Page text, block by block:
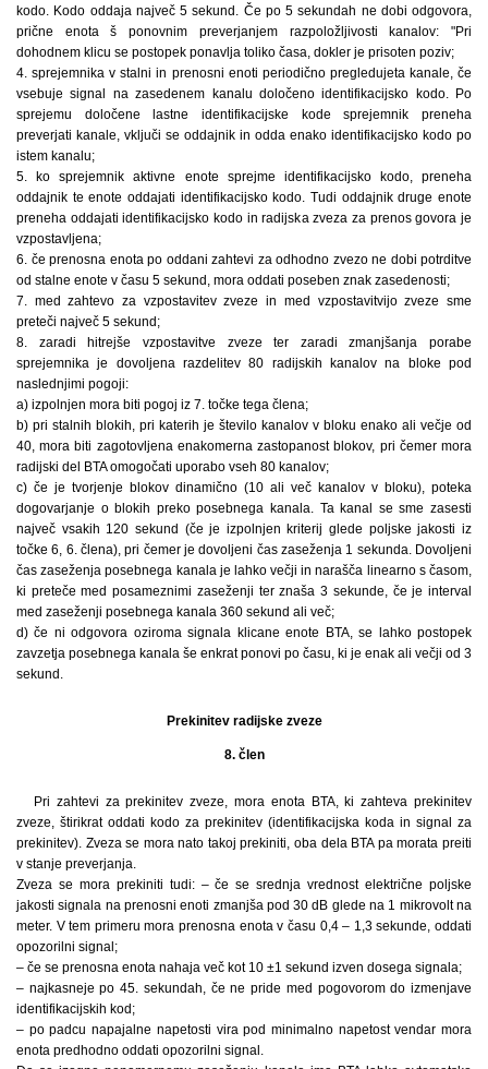
kodo. Kodo oddaja največ 5 sekund. Če po 5 sekundah ne dobi odgovora,
prične enota š ponovnim preverjanjem razpoložljivosti kanalov: "Pri
dohodnem klicu se postopek ponavlja toliko časa, dokler je prisoten poziv;
4. sprejemnika v stalni in prenosni enoti periodično pregledujeta kanale, če
vsebuje signal na zasedenem kanalu določeno identifikacijsko kodo. Po
sprejemu določene lastne identifikacijske kode sprejemnik preneha
preverjati kanale, vključi se oddajnik in odda enako identifikacijsko kodo po
istem kanalu;
5. ko sprejemnik aktivne enote sprejme identifikacijsko kodo, preneha
oddajnik te enote oddajati identifikacijsko kodo. Tudi oddajnik druge enote
preneha oddajati identifikacijsko kodo in radijska zveza za prenos govora je
vzpostavljena;
6. če prenosna enota po oddani zahtevi za odhodno zvezo ne dobi potrditve
od stalne enote v času 5 sekund, mora oddati poseben znak zasedenosti;
7. med zahtevo za vzpostavitev zveze in med vzpostavitvijo zveze sme
preteči največ 5 sekund;
8. zaradi hitrejše vzpostavitve zveze ter zaradi zmanjšanja porabe
sprejemnika je dovoljena razdelitev 80 radijskih kanalov na bloke pod
naslednjimi pogoji:
a) izpolnjen mora biti pogoj iz 7. točke tega člena;
b) pri stalnih blokih, pri katerih je število kanalov v bloku enako ali večje od
40, mora biti zagotovljena enakomerna zastopanost blokov, pri čemer mora
radijski del BTA omogočati uporabo vseh 80 kanalov;
c) če je tvorjenje blokov dinamično (10 ali več kanalov v bloku), poteka
dogovarjanje o blokih preko posebnega kanala. Ta kanal se sme zasesti
največ vsakih 120 sekund (če je izpolnjen kriterij glede poljske jakosti iz
točke 6, 6. člena), pri čemer je dovoljeni čas zaseženja 1 sekunda. Dovoljeni
čas zaseženja posebnega kanala je lahko večji in narašča linearno s časom,
ki preteče med posameznimi zaseženji ter znaša 3 sekunde, če je interval
med zaseženji posebnega kanala 360 sekund ali več;
d) če ni odgovora oziroma signala klicane enote BTA, se lahko postopek
zavzetja posebnega kanala še enkrat ponovi po času, ki je enak ali večji od 3
sekund.
Prekinitev radijske zveze
8. člen
Pri zahtevi za prekinitev zveze, mora enota BTA, ki zahteva prekinitev
zveze, štirikrat oddati kodo za prekinitev (identifikacijska koda in signal za
prekinitev). Zveza se mora nato takoj prekiniti, oba dela BTA pa morata preiti
v stanje preverjanja.
Zveza se mora prekiniti tudi: – če se srednja vrednost električne poljske
jakosti signala na prenosni enoti zmanjša pod 30 dB glede na 1 mikrovolt na
meter. V tem primeru mora prenosna enota v času 0,4 – 1,3 sekunde, oddati
opozorilni signal;
– če se prenosna enota nahaja več kot 10 ±1 sekund izven dosega signala;
– najkasneje po 45. sekundah, če ne pride med pogovorom do izmenjave
identifikacijskih kod;
– po padcu napajalne napetosti vira pod minimalno napetost vendar mora
enota predhodno oddati opozorilni signal.